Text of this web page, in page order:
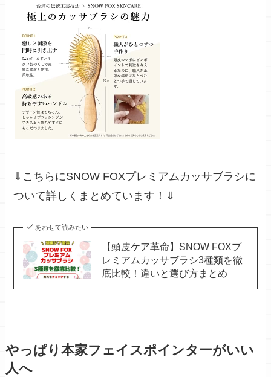
⇓こちらにSNOW FOXプレミアムカッサブラシに
ついて詳しくまとめています！⇓
あわせて読みたい
【頭皮ケア革命】SNOW FOXプ
レミアムカッサブラシ3種類を徹
底比較！違いと選び方まとめ
やっぱり本家フェイスポインターがいい
人へ